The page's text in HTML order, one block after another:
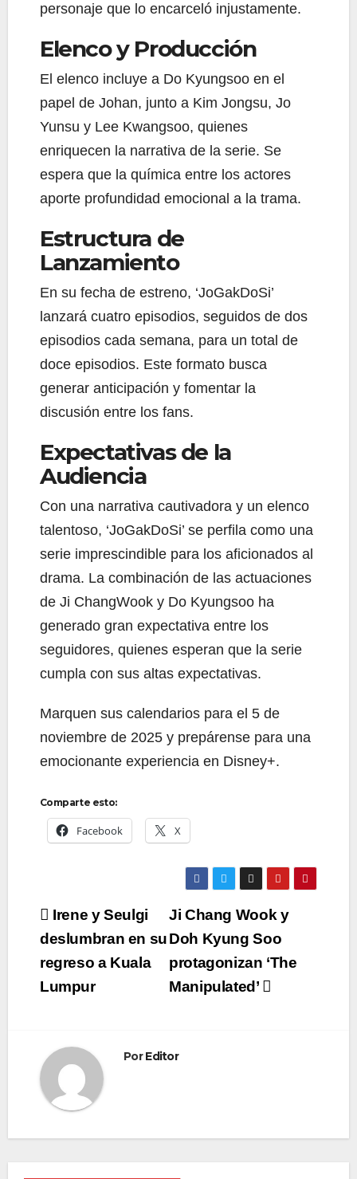
personaje que lo encarceló injustamente.
Elenco y Producción
El elenco incluye a Do Kyungsoo en el
papel de Johan, junto a Kim Jongsu, Jo
Yunsu y Lee Kwangsoo, quienes
enriquecen la narrativa de la serie. Se
espera que la química entre los actores
aporte profundidad emocional a la trama.
Estructura de
Lanzamiento
En su fecha de estreno, ‘JoGakDoSi’
lanzará cuatro episodios, seguidos de dos
episodios cada semana, para un total de
doce episodios. Este formato busca
generar anticipación y fomentar la
discusión entre los fans.
Expectativas de la
Audiencia
Con una narrativa cautivadora y un elenco
talentoso, ‘JoGakDoSi’ se perfila como una
serie imprescindible para los aficionados al
drama. La combinación de las actuaciones
de Ji ChangWook y Do Kyungsoo ha
generado gran expectativa entre los
seguidores, quienes esperan que la serie
cumpla con sus altas expectativas.
Marquen sus calendarios para el 5 de
noviembre de 2025 y prepárense para una
emocionante experiencia en Disney+.
Comparte esto:
Facebook X
Navegación
de
entradas
Ji Chang Wook y
Doh Kyung Soo
protagonizan ‘The
Manipulated’
Irene y Seulgi
deslumbran en su
regreso a Kuala
Lumpur
PorEditor